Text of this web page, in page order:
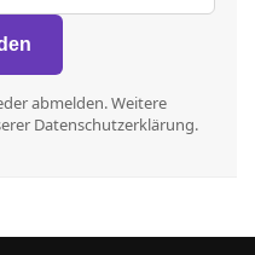
abmelden. Weitere
Datenschutzerklärung.